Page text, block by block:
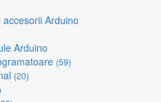
Arduino
Arduino
(59)
(20)